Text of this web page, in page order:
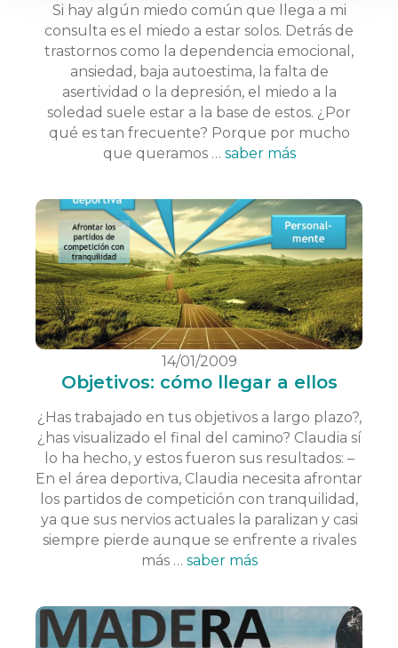
Si hay algún miedo común que llega a mi
consulta es el miedo a estar solos. Detrás de
trastornos como la dependencia emocional,
ansiedad, baja autoestima, la falta de
asertividad o la depresión, el miedo a la
soledad suele estar a la base de estos. ¿Por
qué es tan frecuente? Porque por mucho
que queramos … saber más
14/01/2009
Objetivos: cómo llegar a ellos
¿Has trabajado en tus objetivos a largo plazo?,
¿has visualizado el final del camino? Claudia sí
lo ha hecho, y estos fueron sus resultados: –
En el área deportiva, Claudia necesita afrontar
los partidos de competición con tranquilidad,
ya que sus nervios actuales la paralizan y casi
siempre pierde aunque se enfrente a rivales
más … saber más